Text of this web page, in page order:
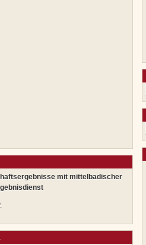
mit mittelbadischer